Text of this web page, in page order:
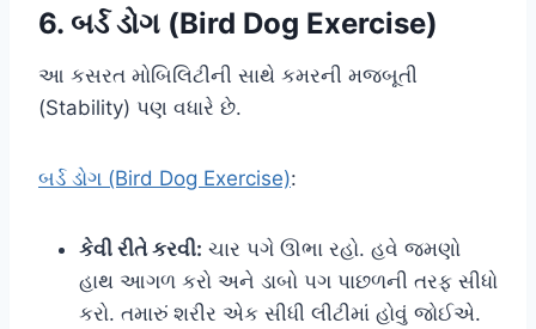
6. બર્ડ ડોગ (Bird Dog Exercise)
આ કસરત મોબિલિટીની સાથે કમરની મજબૂતી
(Stability) પણ વધારે છે.
બર્ડ ડોગ (Bird Dog Exercise):
કેવી રીતે કરવી: ચાર પગે ઊભા રહો. હવે જમણો
હાથ આગળ કરો અને ડાબો પગ પાછળની તરફ સીધો
કરો. તમારું શરીર એક સીધી લીટીમાં હોવું જોઈએ.